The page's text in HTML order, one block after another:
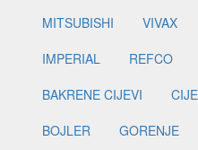
MITSUBISHI
VIVAX
IMPERIAL
REFCO
BAKRENE CIJEVI
BOJLER
GORENJE